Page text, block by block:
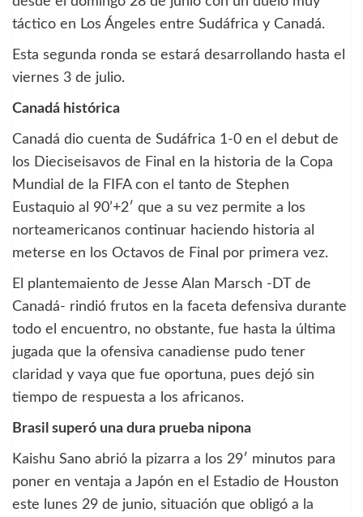
táctico en Los Ángeles entre Sudáfrica y Canadá.
Esta segunda ronda se estará desarrollando hasta el
viernes 3 de julio.
Canadá histórica
Canadá dio cuenta de Sudáfrica 1-0 en el debut de
los Dieciseisavos de Final en la historia de la Copa
Mundial de la FIFA con el tanto de Stephen
Eustaquio al 90’+2′ que a su vez permite a los
norteamericanos continuar haciendo historia al
meterse en los Octavos de Final por primera vez.
El plantemaiento de Jesse Alan Marsch -DT de
Canadá- rindió frutos en la faceta defensiva durante
todo el encuentro, no obstante, fue hasta la última
jugada que la ofensiva canadiense pudo tener
claridad y vaya que fue oportuna, pues dejó sin
tiempo de respuesta a los africanos.
Brasil superó una dura prueba nipona
Kaishu Sano abrió la pizarra a los 29′ minutos para
poner en ventaja a Japón en el Estadio de Houston
este lunes 29 de junio, situación que obligó a la